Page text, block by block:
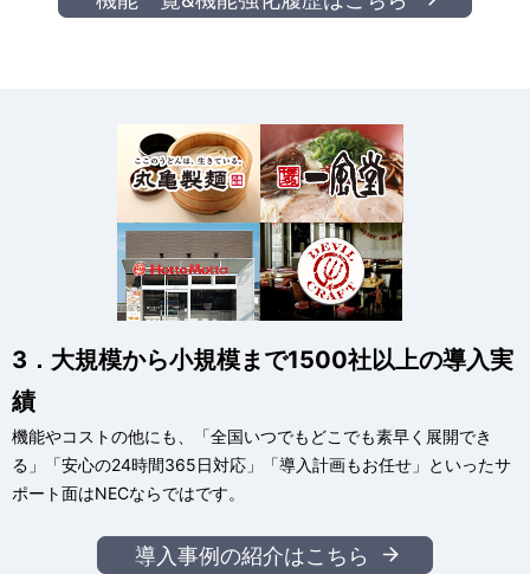
3．大規模から小規模まで1500社以上の導入実
績
機能やコストの他にも、「全国いつでもどこでも素早く展開でき
る」「安心の24時間365日対応」「導入計画もお任せ」といったサ
ポート面はNECならではです。
導入事例の紹介はこちら